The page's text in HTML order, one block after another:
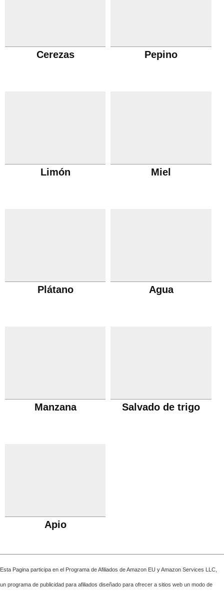
Cerezas Pepino
Limón Miel
Plátano Agua
Manzana Salvado de trigo
Apio
Esta Pagina participa en el Programa de Afiliados de Amazon EU y Amazon Services LLC,
un programa de publicidad para afiliados diseñado para ofrecer a sitios web un modo de